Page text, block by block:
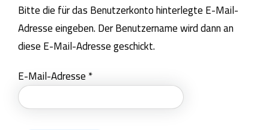
Bitte die für das Benutzerkonto hinterlegte E-Mail-
Adresse eingeben. Der Benutzername wird dann an
diese E-Mail-Adresse geschickt.
E-Mail-Adresse*